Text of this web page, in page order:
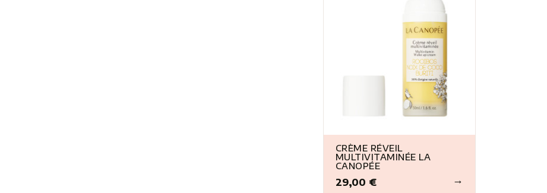
CRÈME RÉVEIL
MULTIVITAMINÉE LA
CANOPÉE
Prix
29,00 €